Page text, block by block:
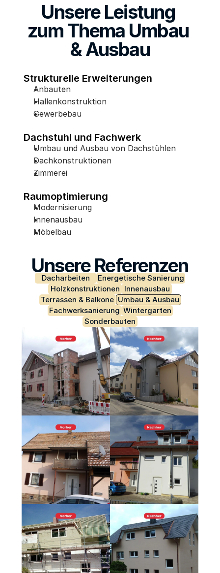
COMMUNITY
Experts
Jetzt Beratung vereinbaren
Unsere Leistung
zum Thema Umbau
& Ausbau
Strukturelle Erweiterungen
Anbauten
Hallenkonstruktion
Gewerbebau
Dachstuhl und Fachwerk
Umbau und Ausbau von Dachstühlen
Dachkonstruktionen
Zimmerei
Raumoptimierung
Modernisierung
Innenausbau
Möbelbau
Unsere Referenzen
Dacharbeiten
Energetische Sanierung
Holzkonstruktionen Innenausbau
Terrassen & Balkone Umbau & Ausbau
Fachwerksanierung Wintergarten
Sonderbauten